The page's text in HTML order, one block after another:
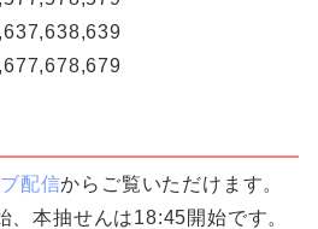
配信からご覧いただけます。
、本抽せんは18:45開始です。